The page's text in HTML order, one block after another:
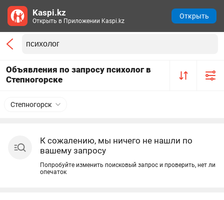
Объявления по запросу психолог в
Степногорске
Степногорск
К сожалению, мы ничего не нашли по
вашему запросу
Попробуйте изменить поисковый запрос и проверить, нет ли
опечаток
Kaspi.kz
Открыть в Приложении Kaspi.kz
Открыть